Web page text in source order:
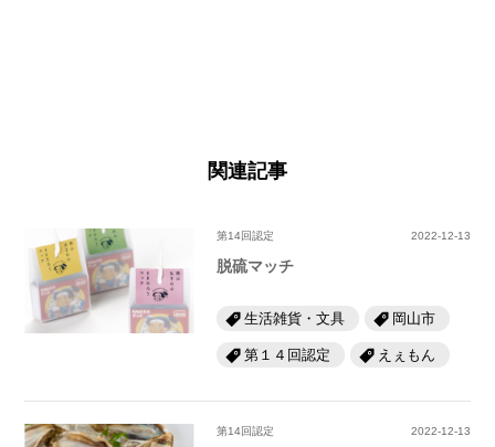
関連記事
第14回認定 2022-12-13
脱硫マッチ
生活雑貨・文具 岡山市
第１４回認定 えぇもん
第14回認定 2022-12-13